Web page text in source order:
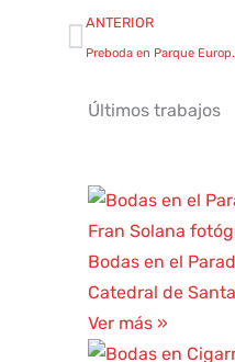
Ant
ANTERIOR
Preboda en
Últimos trabajos
Bodas en el
Catedral de
Ver más »